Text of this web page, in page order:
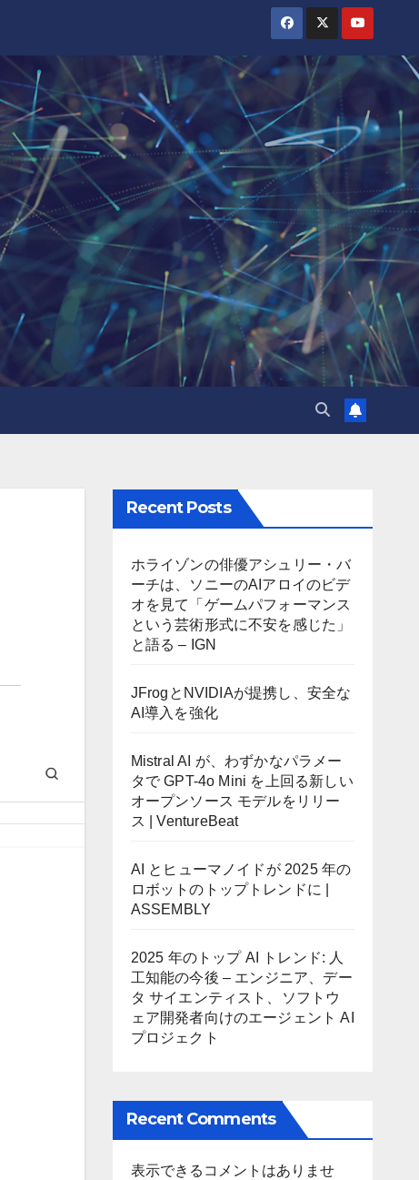
Recent Posts
ホライゾンの俳優アシュリー・バ
ーチは、ソニーのAIアロイのビデ
オを見て「ゲームパフォーマンス
という芸術形式に不安を感じた」
と語る – IGN
JFrogとNVIDIAが提携し、安全な
AI導入を強化
Mistral AI が、わずかなパラメー
タで GPT-4o Mini を上回る新しい
オープンソース モデルをリリー
ス | VentureBeat
AI とヒューマノイドが 2025 年の
ロボットのトップトレンドに |
ASSEMBLY
2025 年のトップ AI トレンド: 人
工知能の今後 – エンジニア、デー
タ サイエンティスト、ソフトウ
ェア開発者向けのエージェント AI
プロジェクト
Recent Comments
表示できるコメントはありませ